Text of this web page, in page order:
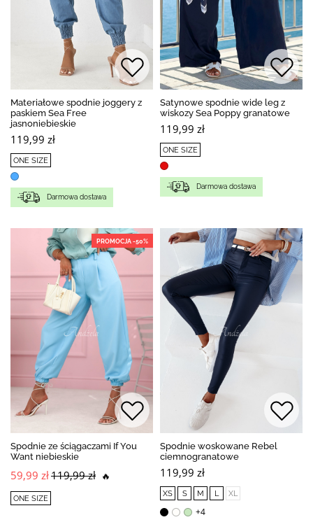
Materiałowe spodnie joggery z
paskiem Sea Free
jasnoniebieskie
119,99 zł
ONE SIZE
Darmowa dostawa
Satynowe spodnie wide leg z
wiskozy Sea Poppy granatowe
119,99 zł
ONE SIZE
Darmowa dostawa
PROMOCJA -50%
Spodnie ze ściągaczami If You
Want niebieskie
59,99 zł119,99 zł 🔥
ONE SIZE
Spodnie woskowane Rebel
ciemnogranatowe
119,99 zł
XS S M L XL
+4